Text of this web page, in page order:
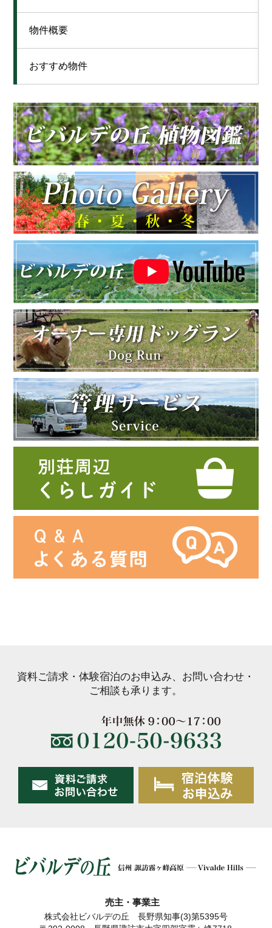
物件概要
おすすめ物件
資料ご請求・体験宿泊のお申込み、お問い合わせ・
ご相談も承ります。
売主・事業主
株式会社ビバルデの丘 長野県知事(3)第5395号